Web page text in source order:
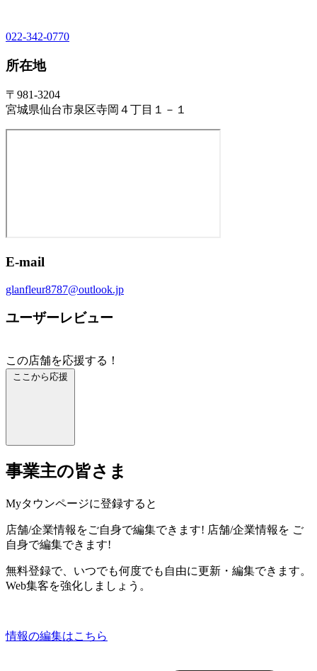
022-342-0770
所在地
〒981-3204
宮城県仙台市泉区寺岡４丁目１－１
E-mail
glanfleur8787@outlook.jp
ユーザーレビュー
この店舗を応援する！
ここから応援
事業主の皆さま
Myタウンページに登録すると
店舗/企業情報をご自身で編集できます! 店舗/企業情報を ご
自身で編集できます!
無料登録で、いつでも何度でも自由に更新・編集できます。
Web集客を強化しましょう。
情報の編集はこちら